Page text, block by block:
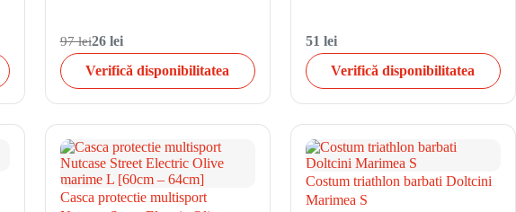
97 lei26 lei
Verifică disponibilitatea
51 lei
Verifică disponibilitatea
Casca protectie multisport
Costum triathlon barbati Doltcini
Marimea S